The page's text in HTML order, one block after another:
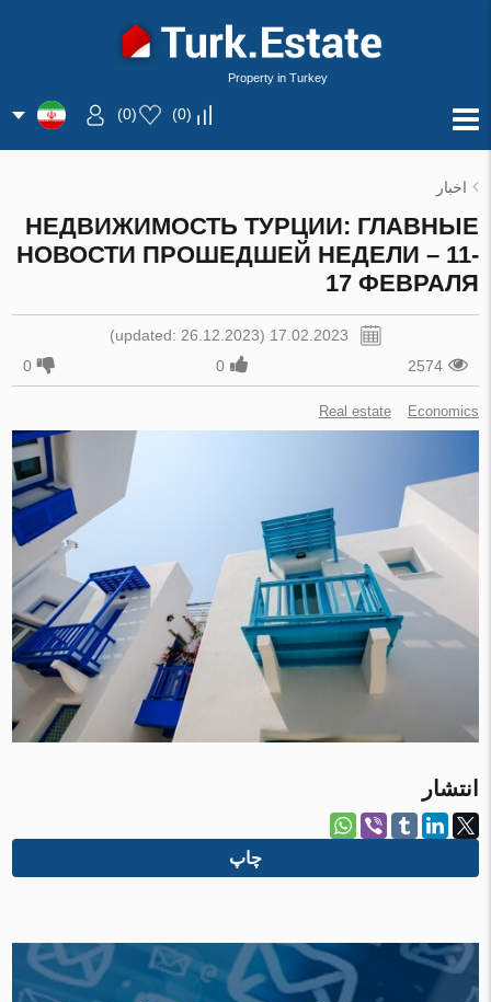
Property in Turkey
(
0
)
(
0
)
اخبار
НЕДВИЖИМОСТЬ ТУРЦИИ: ГЛАВНЫЕ
НОВОСТИ ПРОШЕДШЕЙ НЕДЕЛИ – 11-
17 ФЕВРАЛЯ
17.02.2023 (updated: 26.12.2023)
2574
0
0
Real estate Economics
انتشار
چاپ